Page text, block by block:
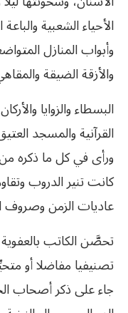
الأحياء الشعبية
وأبواب المنازل
والأزقة الضيقة
البسطاء والزوايا
القرآنية والمسجد
ورأى في كل ما ذكره من
كانت تنير الدروب
عاديات الزمن وصروف
تحصَّن الكاتب بالعفوية
تصنيفيا مفاضلا أو
جاء على ذكر أصحاب